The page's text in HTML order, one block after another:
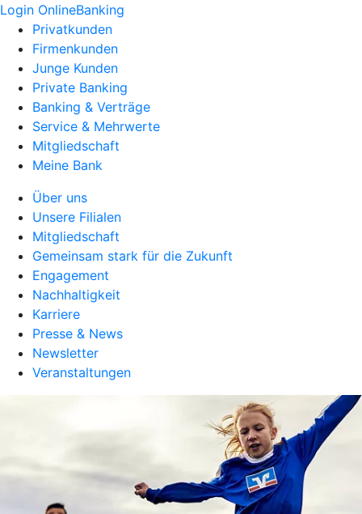
Login OnlineBanking
Privatkunden
Firmenkunden
Junge Kunden
Private Banking
Banking & Verträge
Service & Mehrwerte
Mitgliedschaft
Meine Bank
Über uns
Unsere Filialen
Mitgliedschaft
Gemeinsam stark für die Zukunft
Engagement
Nachhaltigkeit
Karriere
Presse & News
Newsletter
Veranstaltungen